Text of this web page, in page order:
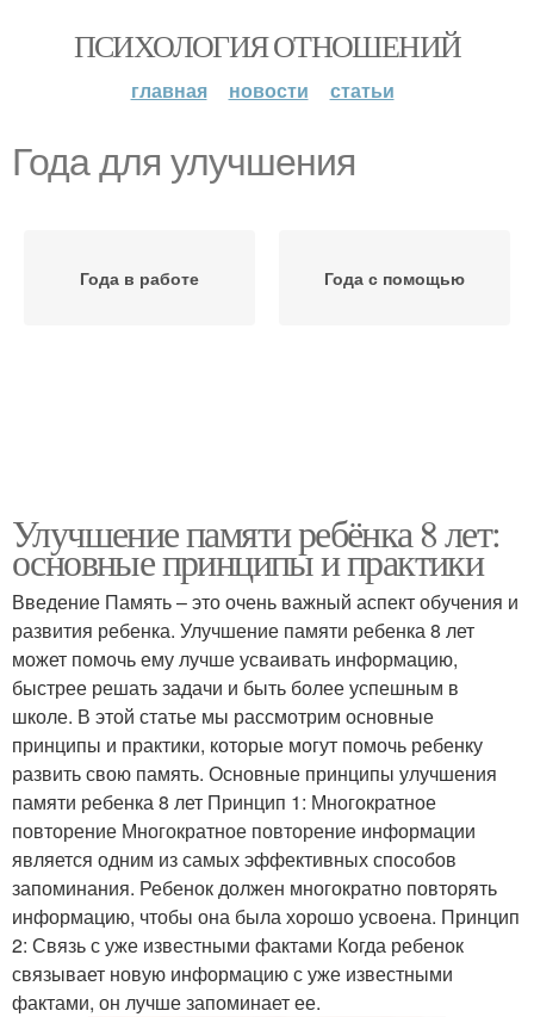
ПСИХОЛОГИЯ ОТНОШЕНИЙ
главная новости статьи
Года для улучшения
Года в работе Года с помощью
Улучшение памяти ребёнка 8 лет:
основные принципы и практики
Введение Память – это очень важный аспект обучения и
развития ребенка. Улучшение памяти ребенка 8 лет
может помочь ему лучше усваивать информацию,
быстрее решать задачи и быть более успешным в
школе. В этой статье мы рассмотрим основные
принципы и практики, которые могут помочь ребенку
развить свою память. Основные принципы улучшения
памяти ребенка 8 лет Принцип 1: Многократное
повторение Многократное повторение информации
является одним из самых эффективных способов
запоминания. Ребенок должен многократно повторять
информацию, чтобы она была хорошо усвоена. Принцип
2: Связь с уже известными фактами Когда ребенок
связывает новую информацию с уже известными
фактами, он лучше запоминает ее.